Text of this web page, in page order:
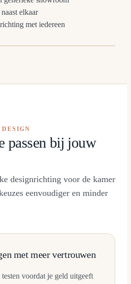
elkaar
met iedereen
⇔
passen bij jouw
designrichting voor de kamer
eenvoudiger en minder
met meer vertrouwen
voordat je geld uitgeeft